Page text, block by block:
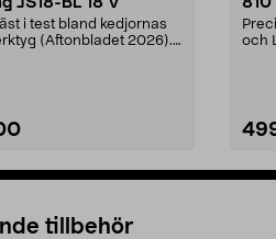
i test bland kedjornas
(Aftonbladet 2026).
och
tillbehör